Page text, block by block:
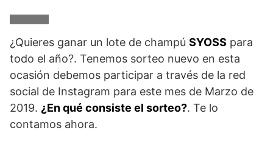
¿Quieres ganar un lote de champú SYOSS para
todo el año?. Tenemos sorteo nuevo en esta
ocasión debemos participar a través de la red
social de Instagram para este mes de Marzo de
2019. ¿En qué consiste el sorteo?. Te lo
contamos ahora.